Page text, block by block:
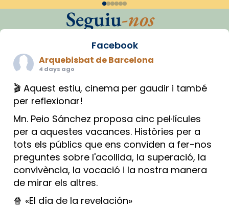
Seguiu-nos
Facebook
Arquebisbat de Barcelona
4 days ago
🎬 Aquest estiu, cinema per gaudir i també
per reflexionar!
Mn. Peio Sánchez proposa cinc pel·lícules
per a aquestes vacances. Històries per a
tots els públics que ens conviden a fer-nos
preguntes sobre l'acollida, la superació, la
convivència, la vocació i la nostra manera
de mirar els altres.
🍿 «El día de la revelación»